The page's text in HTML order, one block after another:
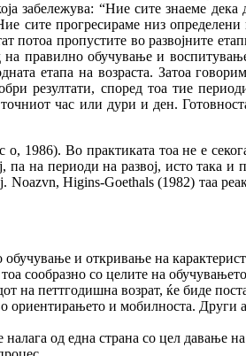
забележува: “Ние сите знаеме дека
сите прогресираме низ определени
потоа пропустите во развојните
правилно обучување и
етапа на возраста. Затоа
резултати, според тоа тие
час или дури и ден.
о, 1986). Во практиката тоа не е
на периоди на развој, исто така и
Higins-Goethals (1982) таа
обучување и откривање на
сообразно со целите на
на петтгодишна возрат, ќе биде
ориентирањето и мобилноста. Други
од една страна со цел давање на